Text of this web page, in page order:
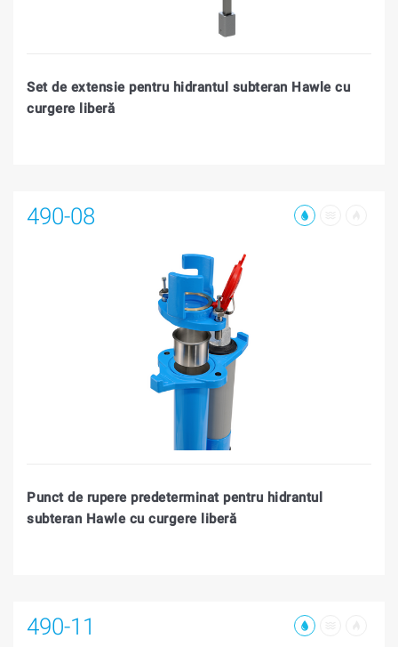
Set de extensie pentru hidrantul subteran Hawle cu
curgere liberă
490-08
Punct de rupere predeterminat pentru hidrantul
subteran Hawle cu curgere liberă
490-11